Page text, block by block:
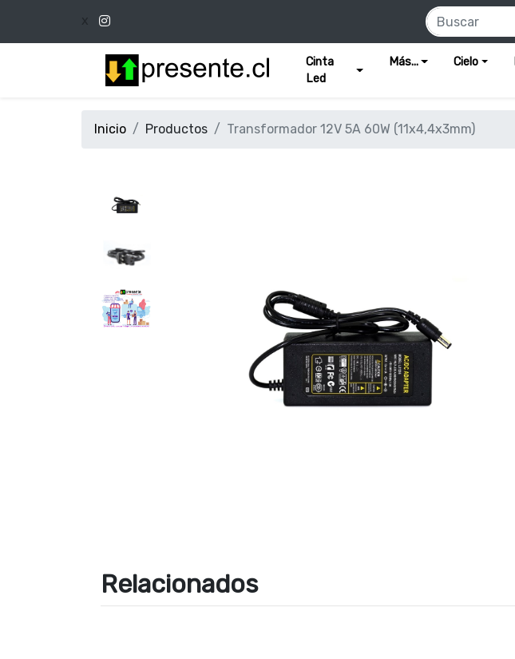
x
Cinta
Led
Más... Cielo
Inicio Productos Transformador 12V 5A 60W (11x4,4x3mm)
Relacionados